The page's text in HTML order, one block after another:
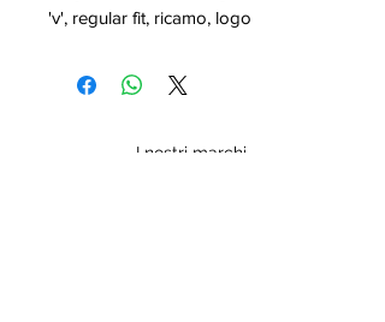
'v', regular fit, ricamo, logo
I nostri marchi